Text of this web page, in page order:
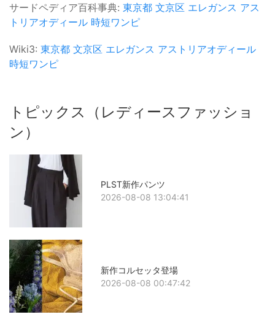
サードペディア百科事典: 東京都 文京区 エレガンス アス
トリアオディール 時短ワンピ
Wiki3: 東京都 文京区 エレガンス アストリアオディール
時短ワンピ
トピックス（レディースファッショ
ン）
PLST新作パンツ
2026-08-08 13:04:41
新作コルセッタ登場
2026-08-08 00:47:42